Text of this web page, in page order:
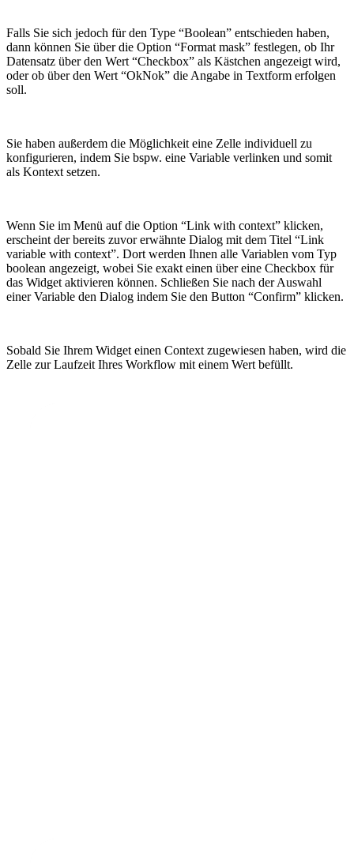
Falls Sie sich jedoch für den Type “Boolean” entschieden haben,
dann können Sie über die Option “Format mask” festlegen, ob Ihr
Datensatz über den Wert “Checkbox” als Kästchen angezeigt wird,
oder ob über den Wert “OkNok” die Angabe in Textform erfolgen
soll.
Sie haben außerdem die Möglichkeit eine Zelle individuell zu
konfigurieren, indem Sie bspw. eine Variable verlinken und somit
als Kontext setzen.
Wenn Sie im Menü auf die Option “Link with context” klicken,
erscheint der bereits zuvor erwähnte Dialog mit dem Titel “Link
variable with context”. Dort werden Ihnen alle Variablen vom Typ
boolean angezeigt, wobei Sie exakt einen über eine Checkbox für
das Widget aktivieren können. Schließen Sie nach der Auswahl
einer Variable den Dialog indem Sie den Button “Confirm” klicken.
Sobald Sie Ihrem Widget einen Context zugewiesen haben, wird die
Zelle zur Laufzeit Ihres Workflow mit einem Wert befüllt.